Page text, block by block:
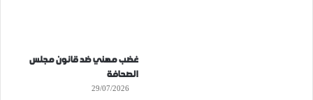
غضب مهني ضد قانون مجلس
الصحافة
29/07/2026